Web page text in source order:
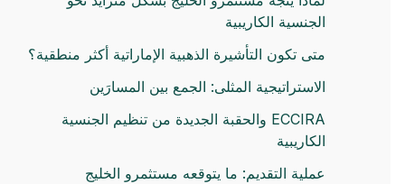
الجنسية الكاريبية
متى تكون التأشيرة الذهبية الإماراتية أكثر منطقية؟
الاستراتيجية المثلى: الجمع بين المسارَين
ECCIRA والحقبة الجديدة من تنظيم الجنسية
الكاريبية
عملية التقديم: ما يتوقعه مستثمرو الخليج